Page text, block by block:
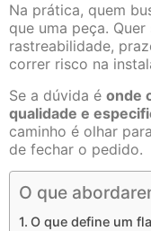
Na prática, quem
que uma peça.
rastreabilidade,
correr risco na
Se a dúvida é onde
qualidade e
caminho é olhar
de fechar o pedido.
O que
O que define um